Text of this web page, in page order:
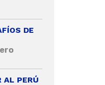
DE
AL PERÚ